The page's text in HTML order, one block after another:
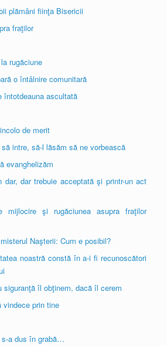
plămâni fiinţa Bisericii
fraţilor
rugăciune
o întâlnire comunitară
întotdeauna ascultată
de merit
intre, să-l lăsăm să ne vorbească
evanghelizăm
dar, dar trebuie acceptată şi printr-un act
mijlocire şi rugăciunea asupra fraţilor
Naşterii: Cum e posibil?
noastră constă în a-i fi recunoscători
îl obţinem, dacă îl cerem
prin tine
s-a dus în grabă…